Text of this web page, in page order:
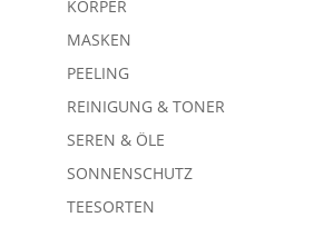
KÖRPER
MASKEN
PEELING
REINIGUNG & TONER
SEREN & ÖLE
SONNENSCHUTZ
TEESORTEN